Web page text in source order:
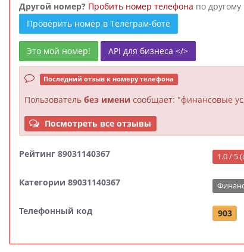
Другой номер? Пробить номер телефона по
Проверить номер в Телеграм-боте
Это мой номер! API для бизнеса </>
Последний отзыв к номеру телефона
Пользователь без имени сообщает: "финансовые
Посмотреть все отзывы
Рейтинг 89031140367 1.0 / 5
Категории 89031140367
Телефонный код 903